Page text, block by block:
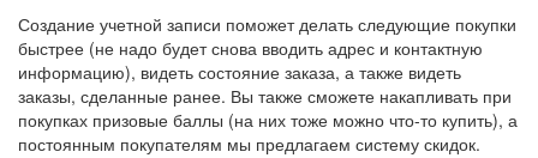
Создание учетной записи поможет делать следующие покупки
быстрее (не надо будет снова вводить адрес и контактную
информацию), видеть состояние заказа, а также видеть
заказы, сделанные ранее. Вы также сможете накапливать при
покупках призовые баллы (на них тоже можно что-то купить), а
постоянным покупателям мы предлагаем систему скидок.